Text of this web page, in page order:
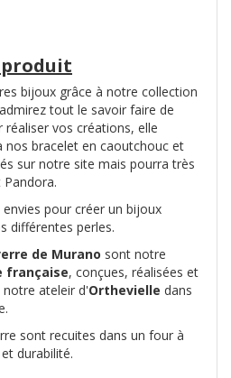
bijoux grâce à notre collection
tout le savoir faire de
vos créations, elle
nos bracelet en caoutchouc et
sur notre site mais pourra très
pour créer un bijoux
différentes perles.
de Murano sont notre
française, conçues, réalisées et
ateleir d'Orthevielle dans
sont recuites dans un four à
durabilité.